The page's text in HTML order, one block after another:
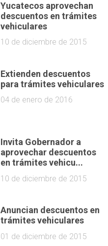
Yucatecos aprovechan
descuentos en trámites
vehiculares
10 de diciembre de 2015
Extienden descuentos
para trámites vehiculares
04 de enero de 2016
Invita Gobernador a
aprovechar descuentos
en trámites vehicu...
10 de diciembre de 2015
Anuncian descuentos en
trámites vehiculares
01 de diciembre de 2015